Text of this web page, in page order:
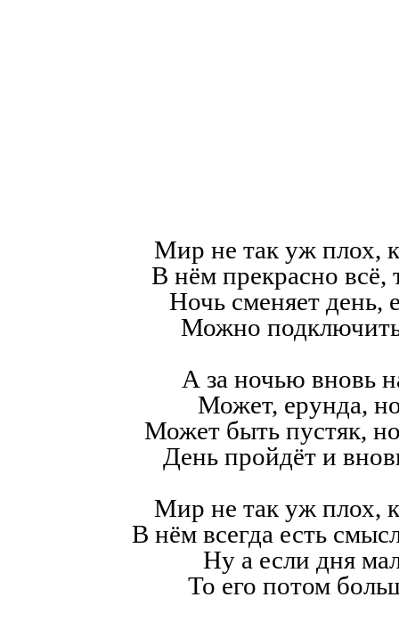
Мир не так уж плох,
В нём прекрасно всё,
Ночь сменяет день,
Можно
А за ночью вновь
Может, ерунда,
Может быть пустяк,
День пройдёт и
Мир не так уж плох,
В нём всегда есть
Ну а если дня
То его потом